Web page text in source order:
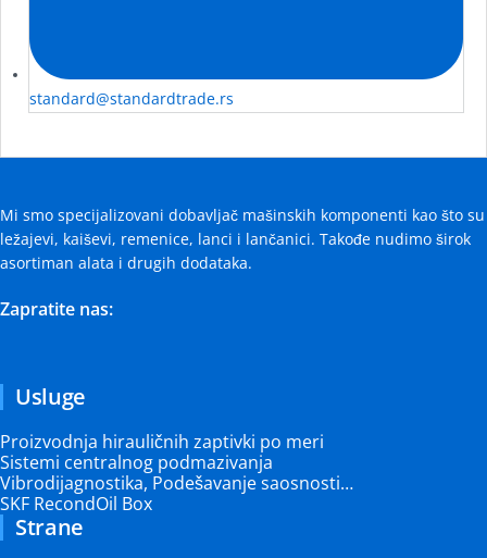
standard@standardtrade.rs
Mi smo specijalizovani dobavljač mašinskih komponenti kao što su
ležajevi, kaiševi, remenice, lanci i lančanici. Takođe nudimo širok
asortiman alata i drugih dodataka.
Zapratite nas:
Usluge
Proizvodnja hirauličnih zaptivki po meri
Sistemi centralnog podmazivanja
Vibrodijagnostika, Podešavanje saosnosti…
SKF RecondOil Box
Strane